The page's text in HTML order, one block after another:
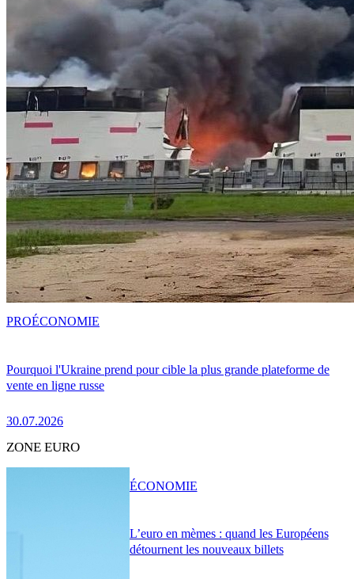
Pourquoi l'Ukraine prend pour cible la plus grande plateforme de
vente en ligne russe
30.07.2026
PROÉCONOMIE
ZONE EURO
L’euro en mèmes : quand les Européens
détournent les nouveaux billets
ÉCONOMIE